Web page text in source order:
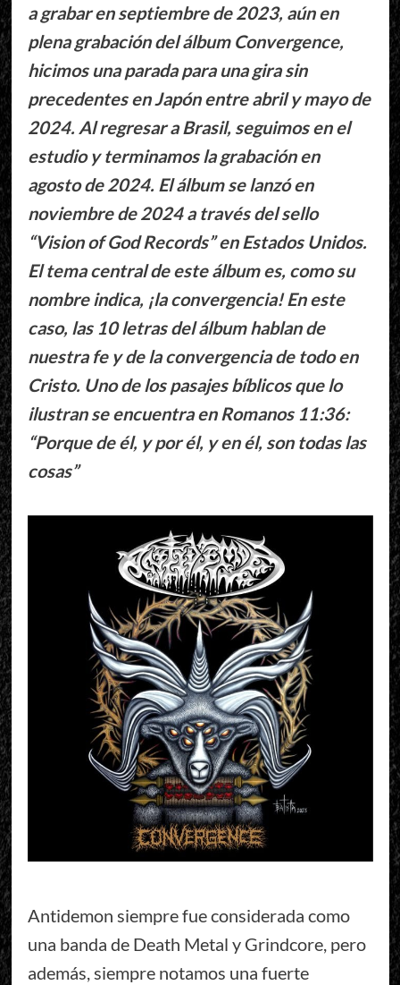
a grabar en septiembre de 2023, aún en
plena grabación del álbum Convergence,
hicimos una parada para una gira sin
precedentes en Japón entre abril y mayo de
2024. Al regresar a Brasil, seguimos en el
estudio y terminamos la grabación en
agosto de 2024. El álbum se lanzó en
noviembre de 2024 a través del sello
“Vision of God Records” en Estados Unidos.
El tema central de este álbum es, como su
nombre indica, ¡la convergencia! En este
caso, las 10 letras del álbum hablan de
nuestra fe y de la convergencia de todo en
Cristo. Uno de los pasajes bíblicos que lo
ilustran se encuentra en Romanos 11:36:
“Porque de él, y por él, y en él, son todas las
cosas”
Antidemon siempre fue considerada como
una banda de Death Metal y Grindcore, pero
además, siempre notamos una fuerte